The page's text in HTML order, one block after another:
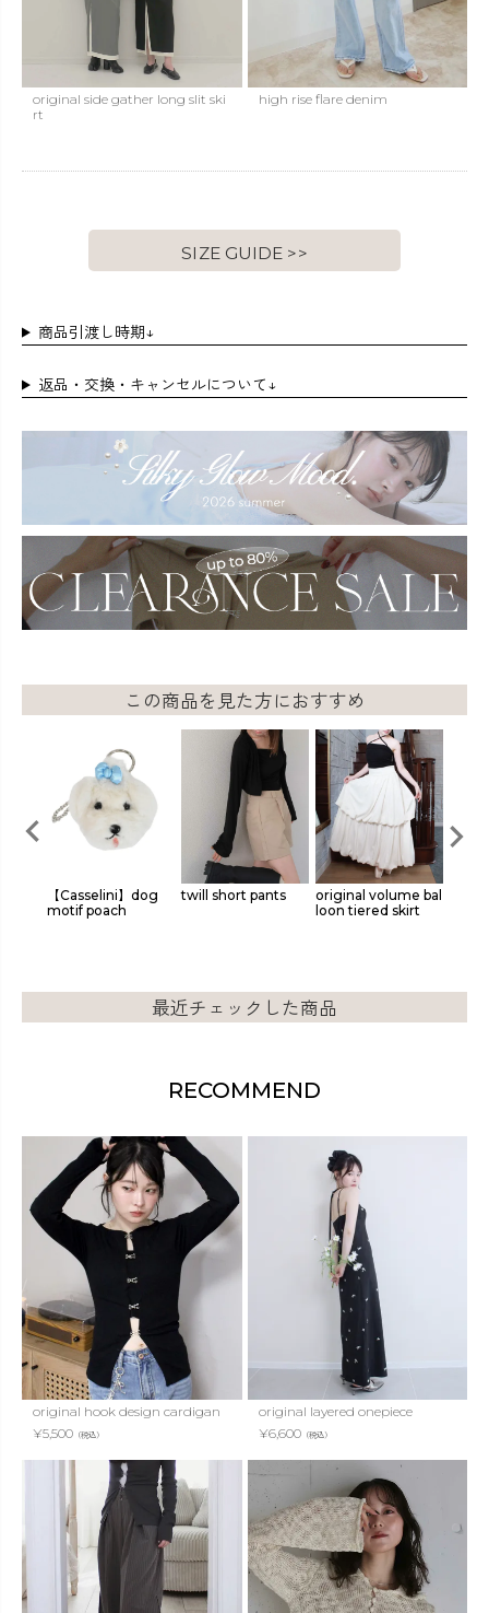
original side gather long slit ski
rt
high rise flare denim
SIZE GUIDE >>
商品引渡し時期↓
返品・交換・キャンセルについて↓
この商品を見た方におすすめ
【Casselini】dog
motif poach
twill short pants
original volume bal
loon tiered skirt
最近チェックした商品
RECOMMEND
original hook design cardigan
¥5,500 （税込）
original layered onepiece
¥6,600（税込）